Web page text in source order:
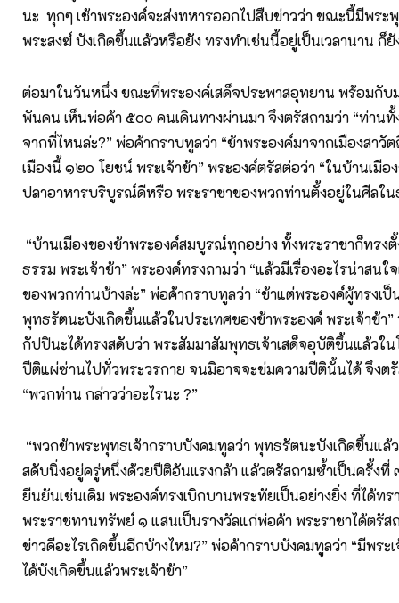
นะ ทุกๆ เช้าพระองค์จะส่งทหารออกไปสืบข่าวว่า ขณะนี้มีพระ
พระสงฆ์ บังเกิดขึ้นแล้วหรือยัง ทรงทำเช่นนี้อยู่เป็นเวลานาน ก็
ต่อมาในวันหนึ่ง ขณะที่พระองค์เสด็จประพาสอุทยาน พร้อมกับ
พันคน เห็นพ่อค้า ๕๐๐ คนเดินทางผ่านมา จึงตรัสถามว่า “ท่านทั้
จากที่ไหนล่ะ?” พ่อค้ากราบทูลว่า “ข้าพระองค์มาจากเมืองสาวั
เมืองนี้ ๑๒๐ โยชน์ พระเจ้าข้า” พระองค์ตรัสต่อว่า “ในบ้านเมือ
ปลาอาหารบริบูรณ์ดีหรือ พระราชาของพวกท่านตั้งอยู่ในศีลใน
“บ้านเมืองของข้าพระองค์สมบูรณ์ทุกอย่าง ทั้งพระราชาก็ทรง
ธรรม พระเจ้าข้า” พระองค์ทรงถามว่า “แล้วมีเรื่องอะไรน่าสนใ
ของพวกท่านบ้างล่ะ” พ่อค้ากราบทูลว่า “ข้าแต่พระองค์ผู้ทรงเ
พุทธรัตนะบังเกิดขึ้นแล้วในประเทศของข้าพระองค์ พระเจ้าข้า
กัปปินะได้ทรงสดับว่า พระสัมมาสัมพุทธเจ้าเสด็จอุบัติขึ้นแล้วใน
ปีติแผ่ซ่านไปทั่วพระวรกาย จนมิอาจจะข่มความปีตินั้นได้ จึงต
“พวกท่าน กล่าวว่าอะไรนะ ?”
“พวกข้าพระพุทธเจ้ากราบบังคมทูลว่า พุทธรัตนะบังเกิดขึ้นแล้ว
สดับนิ่งอยู่ครู่หนึ่งด้วยปีติอันแรงกล้า แล้วตรัสถามซ้ำเป็นครั้งที่
ยืนยันเช่นเดิม พระองค์ทรงเบิกบานพระทัยเป็นอย่างยิ่ง ที่ได้ท
พระราชทานทรัพย์ ๑ แสนเป็นรางวัลแก่พ่อค้า พระราชาได้ตรัส
ข่าวดีอะไรเกิดขึ้นอีกบ้างไหม?” พ่อค้ากราบบังคมทูลว่า “มีพระ
ได้บังเกิดขึ้นแล้วพระเจ้าข้า”